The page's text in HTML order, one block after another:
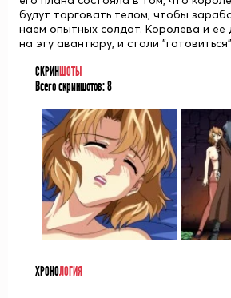
будут торговать телом, чтобы
наем опытных солдат. Королева и ее
на эту авантюру, и стали
СКРИН ШОТЫ
Всего скриншотов:8
ХРОНОЛОГИЯ